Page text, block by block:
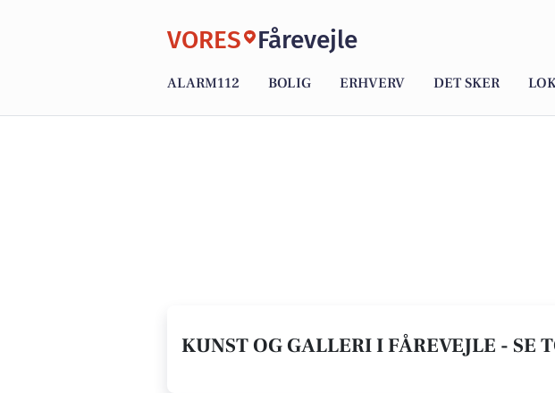
VORES Fårevejle
ALARM112 BOLIG ERHVERV DET SKER
KUNST OG GALLERI I FÅREVEJLE - SE